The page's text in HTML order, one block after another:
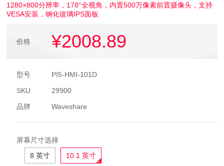
1280×800分辨率，178°全视角，内置500万像素前置摄像头，支持
VESA安装，钢化玻璃IPS面板
价格 ¥2008.89
型号
PI5-HMI-101D
SKU
29900
品牌
Waveshare
屏幕尺寸选择
8 英寸
10.1 英寸